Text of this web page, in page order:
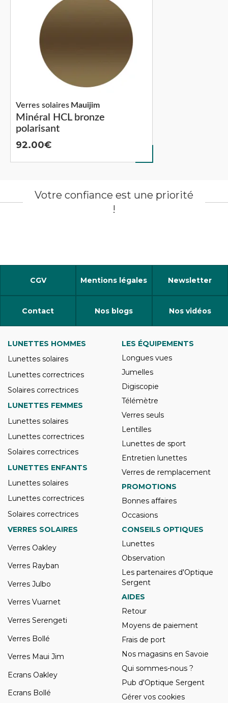
Minéral HCL bronze
polarisant
Verres solaires Mauijim
92.00
Votre confiance est une priorité
!
CGV Mentions légales Newsletter
Contact Nos blogs Nos vidéos
LUNETTES HOMMES
Lunettes solaires
Lunettes correctrices
Solaires correctrices
LUNETTES FEMMES
Lunettes solaires
Lunettes correctrices
Solaires correctrices
LUNETTES ENFANTS
Lunettes solaires
Lunettes correctrices
Solaires correctrices
LES ÉQUIPEMENTS
Longues vues
Jumelles
Digiscopie
Télémètre
Verres seuls
Lentilles
Lunettes de sport
Entretien lunettes
Verres de remplacement
PROMOTIONS
Bonnes affaires
Occasions
VERRES SOLAIRES
Verres Oakley
Verres Rayban
Verres Julbo
Verres Vuarnet
Verres Serengeti
Verres Bollé
Verres Maui Jim
Ecrans Oakley
Ecrans Bollé
CONSEILS OPTIQUES
Lunettes
Observation
Les partenaires d'Optique
Sergent
AIDES
Retour
Moyens de paiement
Frais de port
Nos magasins en Savoie
Qui sommes-nous ?
Pub d'Optique Sergent
Gérer vos cookies